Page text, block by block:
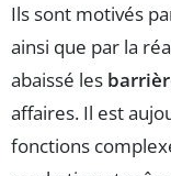
Ils sont motivés
ainsi que par la
abaissé les
affaires. Il est
fonctions